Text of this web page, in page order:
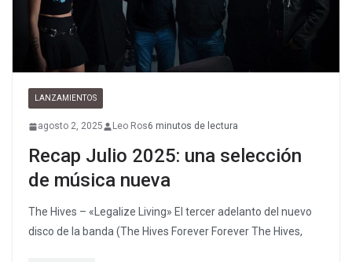
LANZAMIENTOS
agosto 2, 2025 Leo Ros6 minutos de lectura
Recap Julio 2025: una selección
de música nueva
The Hives – «Legalize Living» El tercer adelanto del nuevo
disco de la banda (The Hives Forever Forever The Hives,